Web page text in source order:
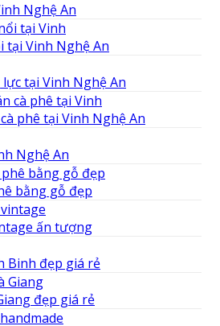
Nghệ An
tại Vinh Nghệ An
tại Vinh Nghệ An
phê tại Vinh Nghệ An
Nghệ An
bằng gỗ đẹp
ấn tượng
Binh đẹp giá rẻ
đẹp giá rẻ